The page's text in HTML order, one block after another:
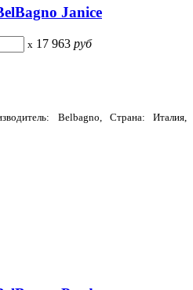
Janice
x 17 963 руб
Belbagno, Страна: Италия,